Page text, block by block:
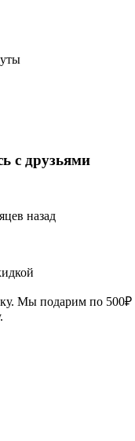
с друзьями
назад
Мы подарим по 500₽